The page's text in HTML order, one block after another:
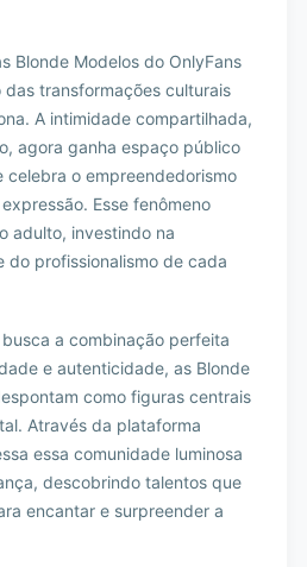
Blonde Modelos do OnlyFans
transformações culturais
A intimidade compartilhada,
agora ganha espaço público
celebra o empreendedorismo
Esse fenômeno
adulto, investindo na
do profissionalismo de cada
a combinação perfeita
e autenticidade, as Blonde
como figuras centrais
Através da plataforma
essa comunidade luminosa
descobrindo talentos que
encantar e surpreender a